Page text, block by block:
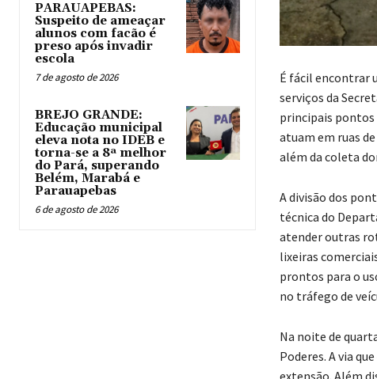
PARAUAPEBAS:
Suspeito de ameaçar
alunos com facão é
preso após invadir
escola
7 de agosto de 2026
BREJO GRANDE:
Educação municipal
eleva nota no IDEB e
torna-se a 8ª melhor
do Pará, superando
Belém, Marabá e
Parauapebas
6 de agosto de 2026
É fácil encontrar
serviços da
principais pontos
atuam em ruas
além da coleta
A divisão dos
técnica do
atender outras
lixeiras
prontos para o
no tráfego de
Na noite de
Poderes. A via